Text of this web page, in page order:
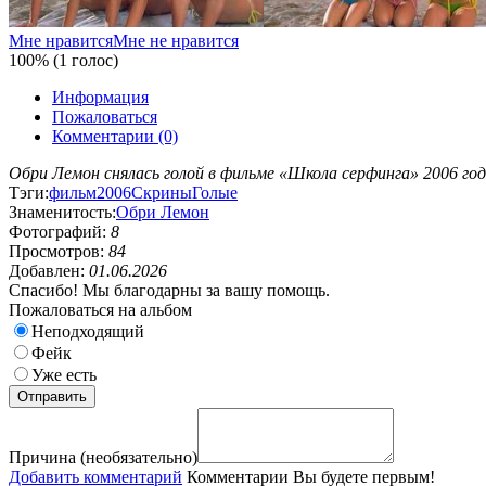
Мне нравитсяМне не нравится
100% (1 голос)
Информация
Пожаловаться
Комментарии (0)
Обри Лемон снялась голой в фильме «Школа серфинга» 2006
Тэги:фильм2006СкриныГолые
Знаменитость:Обри Лемон
Фотографий: 8
Просмотров: 84
Добавлен: 01.06.2026
Спасибо! Мы благодарны за вашу помощь.
Пожаловаться на альбом
Неподходящий
Фейк
Уже есть
Причина (необязательно)
Добавить комментарий Комментарии Вы будете первым!